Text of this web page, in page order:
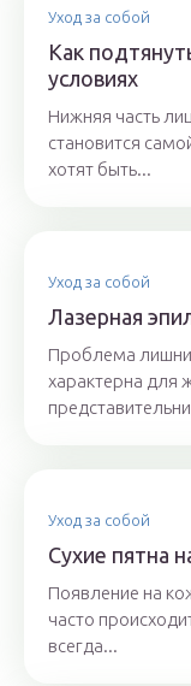
Уход за собой
Как
условиях
Нижняя часть
становится
хотят быть...
Уход за собой
Лазерная
Проблема
характерна для
Уход за собой
Сухие пятна
Появление на
часто
всегда...